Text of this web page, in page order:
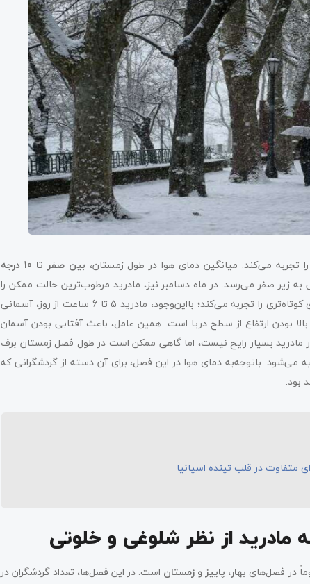
تجربه می‌کند. میانگین دمای هوا در طول زمستان،
بین صفر تا 10 درجه
زیر صفر می‌رسد. در ماه دسامبر نیز، مادرید مرطوب‌ترین حالت ممکن را
دارد. مادرید در زمستان در مقایسه با فصل‌های دیگر، روزهای کوتاه‌تری را تجربه می‌کند؛ بااین‌وجود، مادرید 5 تا 6 ساعت از روز، آسمانی
بودن ارتفاع از سطح دریا است. همین عامل، باعث آفتابی بودن آسمان
بسیار رایج نیست، اما گاهی ممکن است در طول فصل زمستان برف
می‌شود. باتوجه‌به دمای هوا در این فصل، برای آن دسته از گردشگرانی که
بود.
متفاوت در قلب تپنده اسپانیا
مادرید از نظر شلوغی و خلوتی
در فصل‌های بهار، پاییز و زمستان است. در این فصل‌ها، تعداد گردشگران در